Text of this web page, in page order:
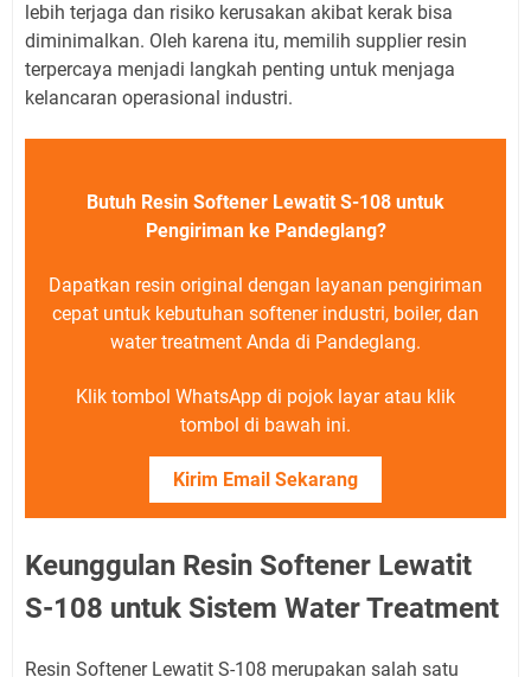
lebih terjaga dan risiko kerusakan akibat kerak bisa
diminimalkan. Oleh karena itu, memilih supplier resin
terpercaya menjadi langkah penting untuk menjaga
kelancaran operasional industri.
Butuh Resin Softener Lewatit S-108 untuk
Pengiriman ke Pandeglang?
Dapatkan resin original dengan layanan pengiriman
cepat untuk kebutuhan softener industri, boiler, dan
water treatment Anda di Pandeglang.
Klik tombol WhatsApp di pojok layar atau klik
tombol di bawah ini.
Kirim Email Sekarang
Keunggulan Resin Softener Lewatit
S-108 untuk Sistem Water Treatment
Resin Softener Lewatit S-108 merupakan salah satu